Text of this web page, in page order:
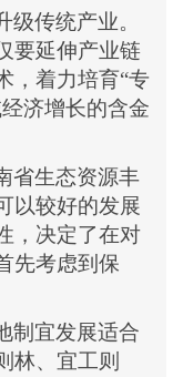
传统产业。
要延伸产业链
，着力培育“专
济增长的含金
省生态资源丰
以较好的发展
，决定了在对
先考虑到保
制宜发展适合
林、宜工则